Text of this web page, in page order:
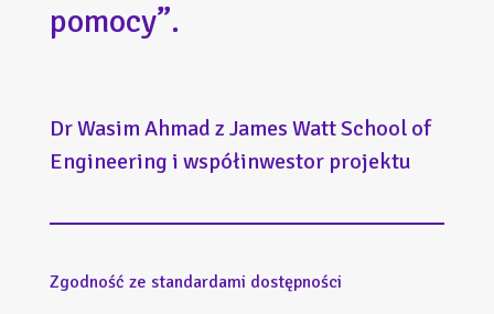
pomocy”.
Dr Wasim Ahmad z James Watt School of
Engineering i współinwestor projektu
Zgodność ze standardami dostępności